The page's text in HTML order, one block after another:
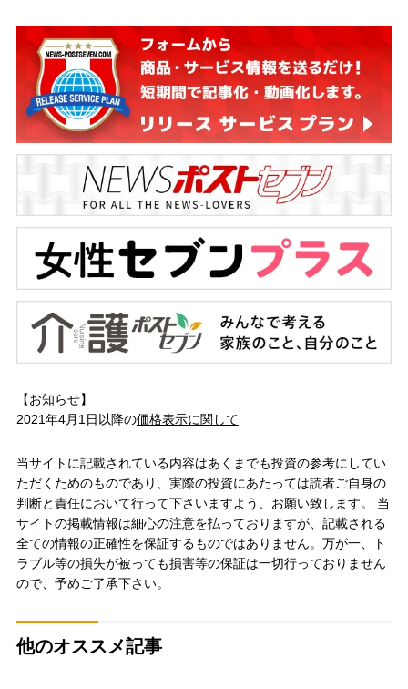
【お知らせ】
2021年4月1日以降の価格表示に関して
当サイトに記載されている内容はあくまでも投資の参考にしてい
ただくためのものであり、実際の投資にあたっては読者ご自身の
判断と責任において行って下さいますよう、お願い致します。 当
サイトの掲載情報は細心の注意を払っておりますが、記載される
全ての情報の正確性を保証するものではありません。万が一、ト
ラブル等の損失が被っても損害等の保証は一切行っておりません
ので、予めご了承下さい。
他のオススメ記事